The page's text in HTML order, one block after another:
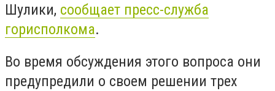
Шулики, сообщает пресс-служба
горисполкома.
Во время обсуждения этого вопроса они
предупредили о своем решении трех